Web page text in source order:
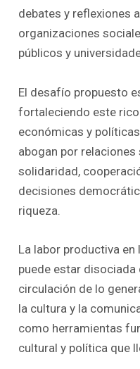
debates y reflexiones
organizaciones
públicos y
El desafío propuesto
fortaleciendo este
económicas y
abogan por
solidaridad,
decisiones
riqueza.
La labor productiva en
puede estar
circulación de lo
la cultura y la
como herramientas
cultural y política que